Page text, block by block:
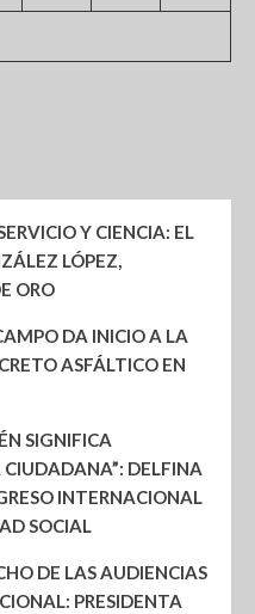
Y CIENCIA: EL
LÓPEZ,
ORO
DA INICIO A LA
ASFÁLTICO EN
SIGNIFICA
DELFINA
INTERNACIONAL
SOCIAL
DE LAS AUDIENCIAS
PRESIDENTA